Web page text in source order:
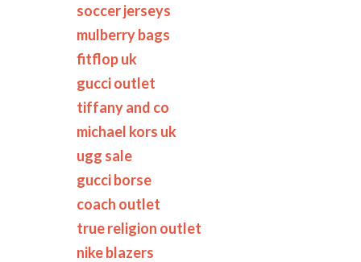
soccer jerseys
mulberry bags
fitflop uk
gucci outlet
tiffany and co
michael kors uk
ugg sale
gucci borse
coach outlet
true religion outlet
nike blazers